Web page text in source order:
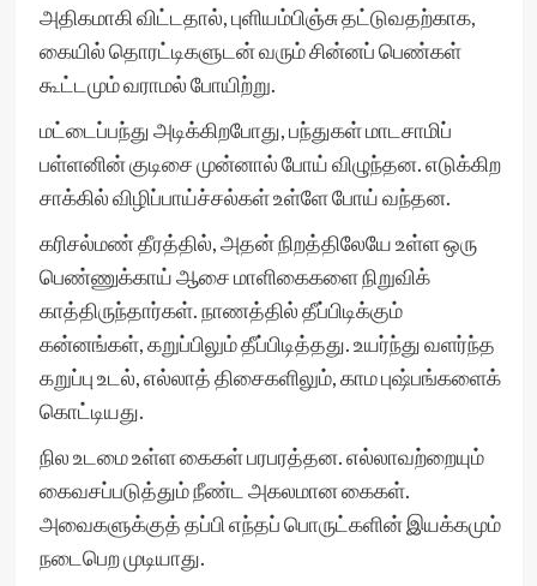
அதிகமாகி விட்டதால், புளியம்பிஞ்சு தட்டுவதற்காக,
கையில் தொரட்டிகளுடன் வரும் சின்னப் பெண்கள்
கூட்டமும் வராமல் போயிற்று.
மட்டைப்பந்து அடிக்கிறபோது, பந்துகள் மாடசாமிப்
பள்ளனின் குடிசை முன்னால் போய் விழுந்தன. எடுக்கிற
சாக்கில் விழிப்பாய்ச்சல்கள் உள்ளே போய் வந்தன.
கரிசல்மண் தீரத்தில், அதன் நிறத்திலேயே உள்ள ஒரு
பெண்ணுக்காய் ஆசை மாளிகைகளை நிறுவிக்
காத்திருந்தார்கள். நாணத்தில் தீப்பிடிக்கும்
கன்னங்கள், கறுப்பிலும் தீப்பிடித்தது. உயர்ந்து வளர்ந்த
கறுப்பு உடல், எல்லாத் திசைகளிலும், காம புஷ்பங்களைக்
கொட்டியது.
நில உடமை உள்ள கைகள் பரபரத்தன. எல்லாவற்றையும்
கைவசப்படுத்தும் நீண்ட அகலமான கைகள்.
அவைகளுக்குத் தப்பி எந்தப் பொருட்களின் இயக்கமும்
நடைபெற முடியாது.